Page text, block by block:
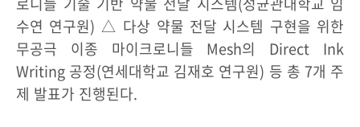
수연 연구원) △ 다상 약물 전달 시스템 구현을 위한
무공극 이종 마이크로니들 Mesh의 Direct Ink
Writing 공정(연세대학교 김재호 연구원) 등 총 7개 주
제 발표가 진행된다.